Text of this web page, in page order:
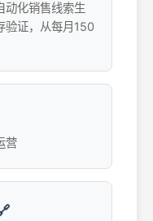
动化销售线索生
验证，从每月150
营